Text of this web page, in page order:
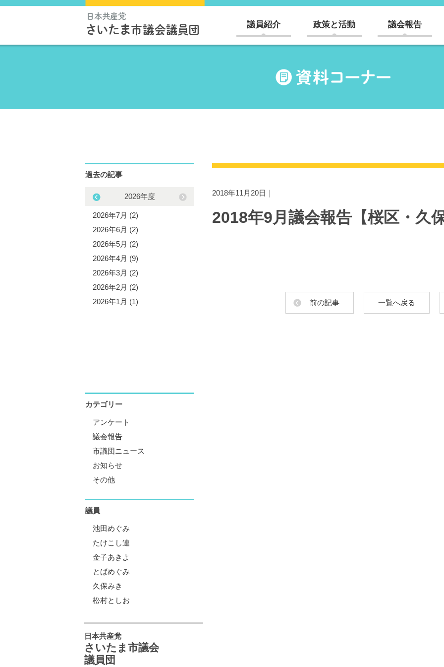
議員紹介 政策と活動 議会報告
2018年11月20日｜
2018年9月議会報告【桜区・久
前の記事 一覧へ戻る
過去の記事
2026年度
2026年7月 (2)
2026年6月 (2)
2026年5月 (2)
2026年4月 (9)
2026年3月 (2)
2026年2月 (2)
2026年1月 (1)
カテゴリー
アンケート
議会報告
市議団ニュース
お知らせ
その他
議員
池田めぐみ
たけこし連
金子あきよ
とばめぐみ
久保みき
松村としお
日本共産党
さいたま市議会
議員団